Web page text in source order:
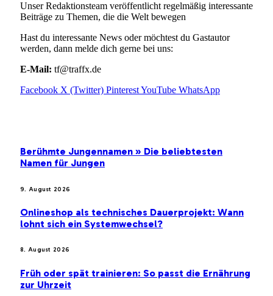
Unser Redaktionsteam veröffentlicht regelmäßig interessante
Beiträge zu Themen, die die Welt bewegen
Hast du interessante News oder möchtest du Gastautor
werden, dann melde dich gerne bei uns:
E-Mail: tf@traffx.de
Facebook X (Twitter) PinterestYouTube WhatsApp
Berühmte Jungennamen » Die beliebtesten
Namen für Jungen
9. August 2026
Onlineshop als technisches Dauerprojekt: Wann
lohnt sich ein Systemwechsel?
8. August 2026
Früh oder spät trainieren: So passt die Ernährung
zur Uhrzeit